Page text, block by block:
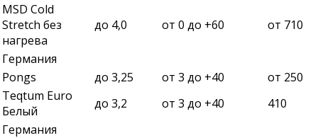
MSD Cold
Stretch без
нагрева
до 4,0 от 0 до +60 от 710
Германия
Pongs
до 3,25 от 3 до +40
от 250
Teqtum Euro
Белый
до 3,2 от 3 до +40
410
Германия